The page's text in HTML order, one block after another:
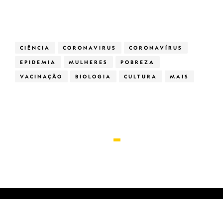
CIÊNCIA CORONAVIRUS CORONAVÍRUS
EPIDEMIA MULHERES POBREZA
VACINAÇÃO BIOLOGIA CULTURA MAIS